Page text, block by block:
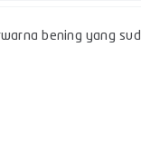
bening yang